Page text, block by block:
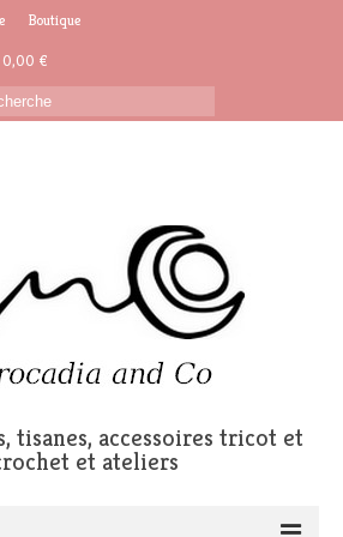
Boutique
0,00 €
tisanes, accessoires tricot et
et ateliers